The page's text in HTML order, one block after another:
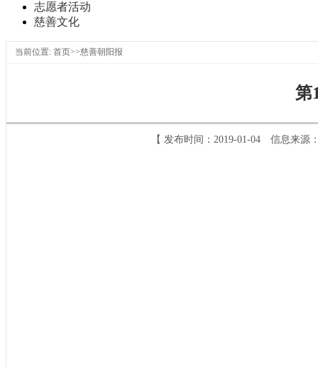
志愿者活动
慈善文化
当前位置: 首页>>慈善朝阳报
第
【 发布时间：2019-01-04 信息来源